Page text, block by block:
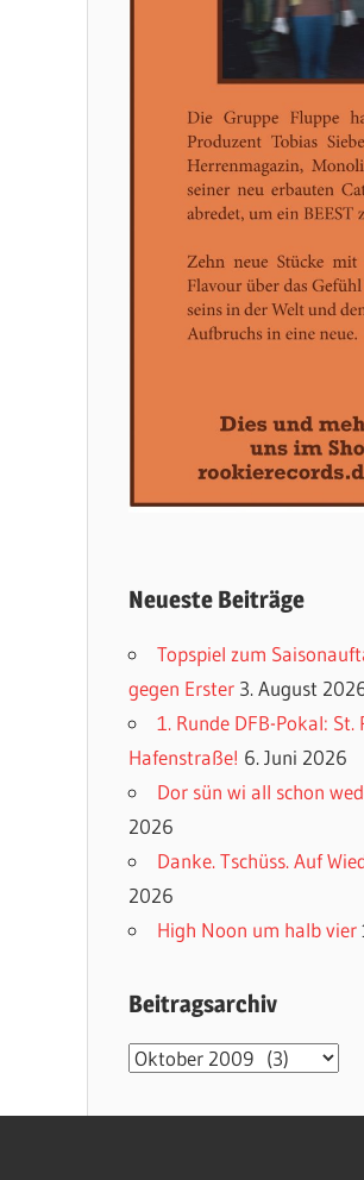
Neueste Beiträge
Topspiel zum
gegen Erster 3. August
1. Runde DFB-Pokal: St.
Hafenstraße! 6. Juni 2026
Dor sün wi all schon
2026
Danke. Tschüss. Auf
2026
High Noon um halb vier
Beitragsarchiv
Beitragsarchiv